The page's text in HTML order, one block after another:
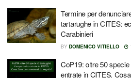
Termine per
tartarughe in CITES:
Carabinieri
BY DOMENICO VITIELLO
CoP19: oltre 50
entrate in CITES.